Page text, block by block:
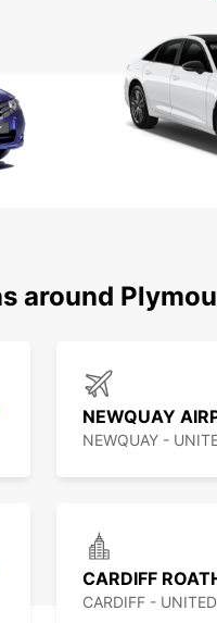
around
NEWQUAY
NEWQUAY -
CARDIFF
CARDIFF -